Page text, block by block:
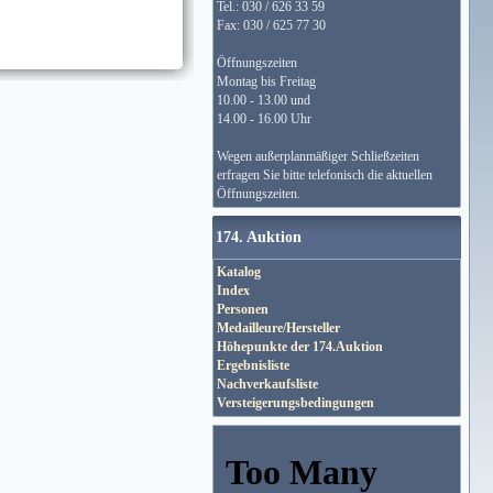
Tel.: 030 / 626 33 59
Fax: 030 / 625 77 30
Öffnungszeiten
Montag bis Freitag
10.00 - 13.00 und
14.00 - 16.00 Uhr
Wegen außerplanmäßiger Schließzeiten
erfragen Sie bitte telefonisch die aktuellen
Öffnungszeiten.
174. Auktion
Katalog
Index
Personen
Medailleure/Hersteller
Höhepunkte der 174.Auktion
Ergebnisliste
Nachverkaufsliste
Versteigerungsbedingungen